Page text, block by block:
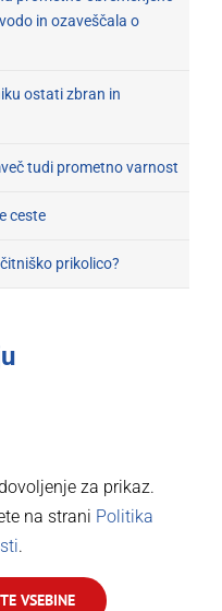
in ozaveščala o
ostati zbran in
tudi prometno varnost
ceste
prikolico?
za prikaz.
na strani Politika
.
VSEBINE